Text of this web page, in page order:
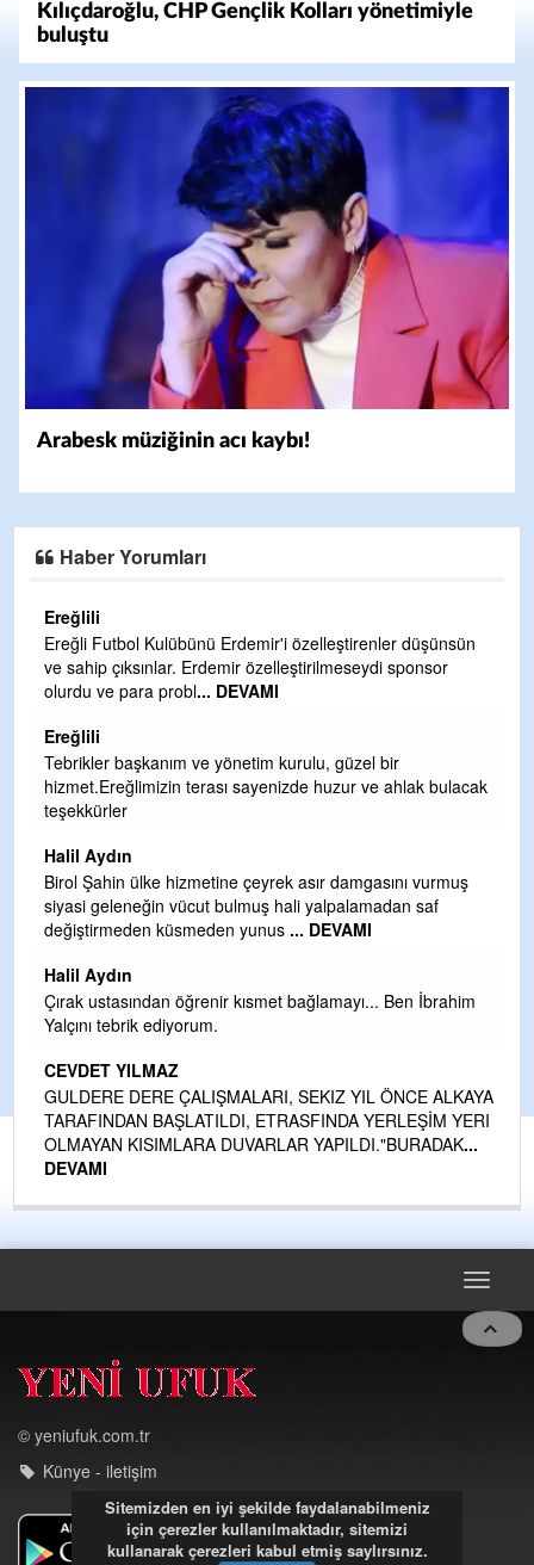
Kılıçdaroğlu, CHP Gençlik Kolları yönetimiyle
buluştu
Arabesk müziğinin acı kaybı!
Haber Yorumları
Ereğlili
Ereğli Futbol Kulübünü Erdemir'i özelleştirenler düşünsün
ve sahip çıksınlar. Erdemir özelleştirilmeseydi sponsor
olurdu ve para probl... DEVAMI
Ereğlili
Tebrikler başkanım ve yönetim kurulu, güzel bir
hizmet.Ereğlimizin terası sayenizde huzur ve ahlak bulacak
teşekkürler
Halil Aydın
Birol Şahin ülke hizmetine çeyrek asır damgasını vurmuş
siyasi geleneğin vücut bulmuş hali yalpalamadan saf
değiştirmeden küsmeden yunus ... DEVAMI
Halil Aydın
Çırak ustasından öğrenir kısmet bağlamayı... Ben İbrahim
Yalçını tebrik ediyorum.
CEVDET YILMAZ
GULDERE DERE ÇALIŞMALARI, SEKIZ YIL ÖNCE ALKAYA
TARAFINDAN BAŞLATILDI, ETRASFINDA YERLEŞİM YERI
OLMAYAN KISIMLARA DUVARLAR YAPILDI."BURADAK...
DEVAMI
Toggle
© yeniufuk.com.tr
Künye - iletişim
Sitemizden en iyi şekilde faydalanabilmeniz
için çerezler kullanılmaktadır, sitemizi
kullanarak çerezleri kabul etmiş saylırsınız.